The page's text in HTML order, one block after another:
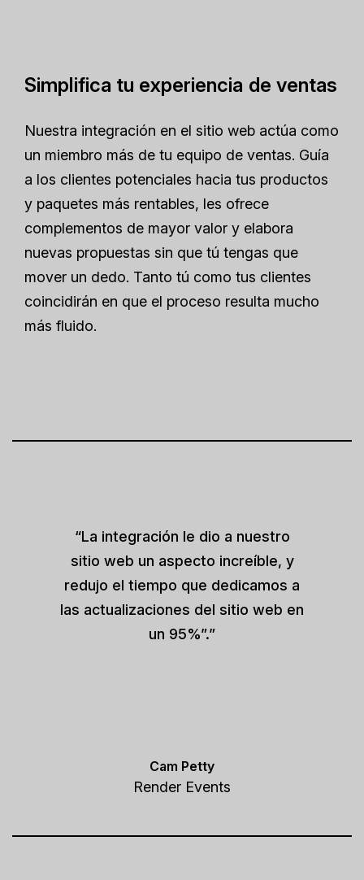
Simplifica tu experiencia de ventas
Nuestra integración en el sitio web actúa como
un miembro más de tu equipo de ventas. Guía
a los clientes potenciales hacia tus productos
y paquetes más rentables, les ofrece
complementos de mayor valor y elabora
nuevas propuestas sin que tú tengas que
mover un dedo. Tanto tú como tus clientes
coincidirán en que el proceso resulta mucho
más fluido.
“La integración le dio a nuestro
sitio web un aspecto increíble, y
redujo el tiempo que dedicamos a
las actualizaciones del sitio web en
un 95%”.”
Cam Petty
Render Events